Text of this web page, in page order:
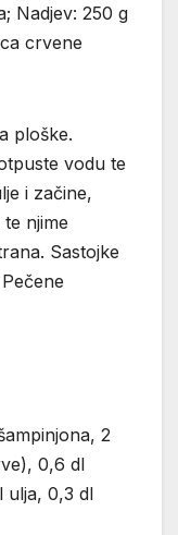
Nadjev: 250 g
crvene
ploške.
vodu te
i začine,
njime
Sastojke
2
0,6 dl
ulja, 0,3 dl